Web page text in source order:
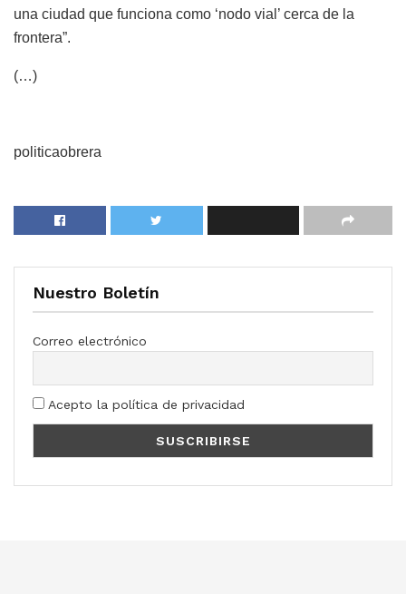
una ciudad que funciona como ‘nodo vial’ cerca de la
frontera”.
(…)
politicaobrera
Nuestro Boletín
Correo electrónico
Acepto la política de privacidad